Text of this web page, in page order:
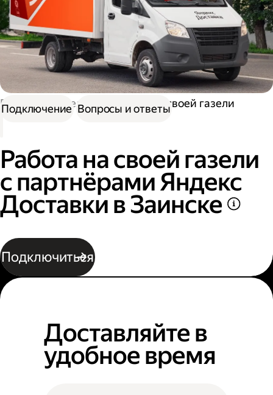
Работа водителем Работа на своей газели
Работа на своей газели
с партнёрами Яндекс
Доставки в Заинске
Подключиться
Подключение Вопросы и ответы
Доставляйте в
удобное время